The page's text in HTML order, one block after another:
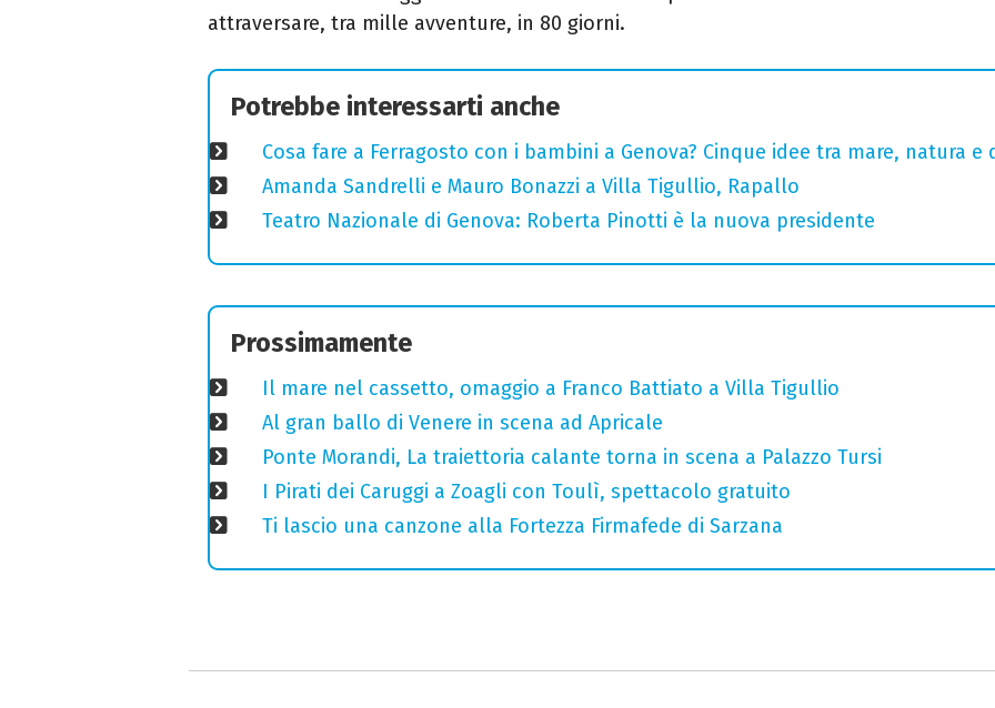
attraversare, tra mille avventure, in 80 giorni.
Potrebbe interessarti anche
Cosa fare a Ferragosto con i bambini a Genova? Cinque idee tra mare, natura
Amanda Sandrelli e Mauro Bonazzi a Villa Tigullio, Rapallo
Teatro Nazionale di Genova: Roberta Pinotti è la nuova presidente
Prossimamente
Il mare nel cassetto, omaggio a Franco Battiato a Villa Tigullio
Al gran ballo di Venere in scena ad Apricale
Ponte Morandi, La traiettoria calante torna in scena a Palazzo Tursi
I Pirati dei Caruggi a Zoagli con Toulì, spettacolo gratuito
Ti lascio una canzone alla Fortezza Firmafede di Sarzana